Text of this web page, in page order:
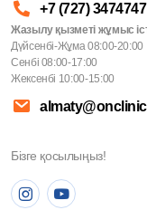
+7 (727) 3474747
Жазылу қызметі жұмыс
Дүйсенбі-Жұма 08:00-20:00
Сенбі 08:00-17:00
Жексенбі 10:00-15:00
Бізге қосылыңыз!